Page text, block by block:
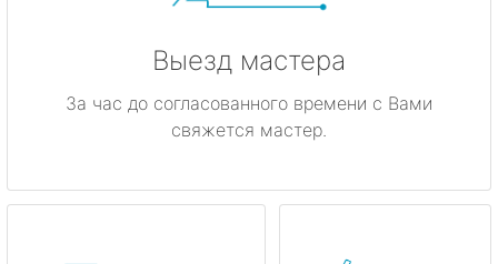
Выезд мастера
За час до согласованного времени с Вами
свяжется мастер.